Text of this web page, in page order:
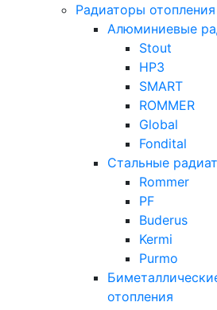
Радиаторы отопления
Алюминиевые
Stout
НРЗ
SMART
ROMMER
Global
Fondital
Стальные
Rommer
PF
Buderus
Kermi
Purmo
отопления